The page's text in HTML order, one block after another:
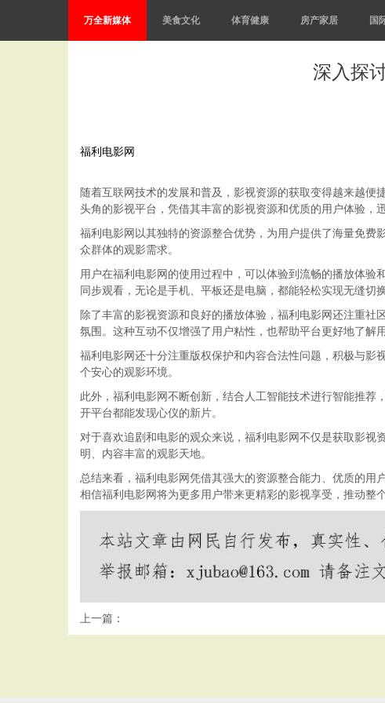
万全新媒体 美食文化 体育健康 房产家居 国
深入探
福利电影网
随着互联网技术的发展和普及，影视资源的获取变得越来越
头角的影视平台，凭借其丰富的影视资源和优质的用户体验，
福利电影网以其独特的资源整合优势，为用户提供了海量免
众群体的观影需求。
用户在福利电影网的使用过程中，可以体验到流畅的播放体
同步观看，无论是手机、平板还是电脑，都能轻松实现无缝切
除了丰富的影视资源和良好的播放体验，福利电影网还注重
氛围。这种互动不仅增强了用户粘性，也帮助平台更好地了解
福利电影网还十分注重版权保护和内容合法性问题，积极与
个安心的观影环境。
此外，福利电影网不断创新，结合人工智能技术进行智能推
开平台都能发现心仪的新片。
对于喜欢追剧和电影的观众来说，福利电影网不仅是获取影
明、内容丰富的观影天地。
总结来看，福利电影网凭借其强大的资源整合能力、优质的用
相信福利电影网将为更多用户带来更精彩的影视享受，推动整
上一篇：